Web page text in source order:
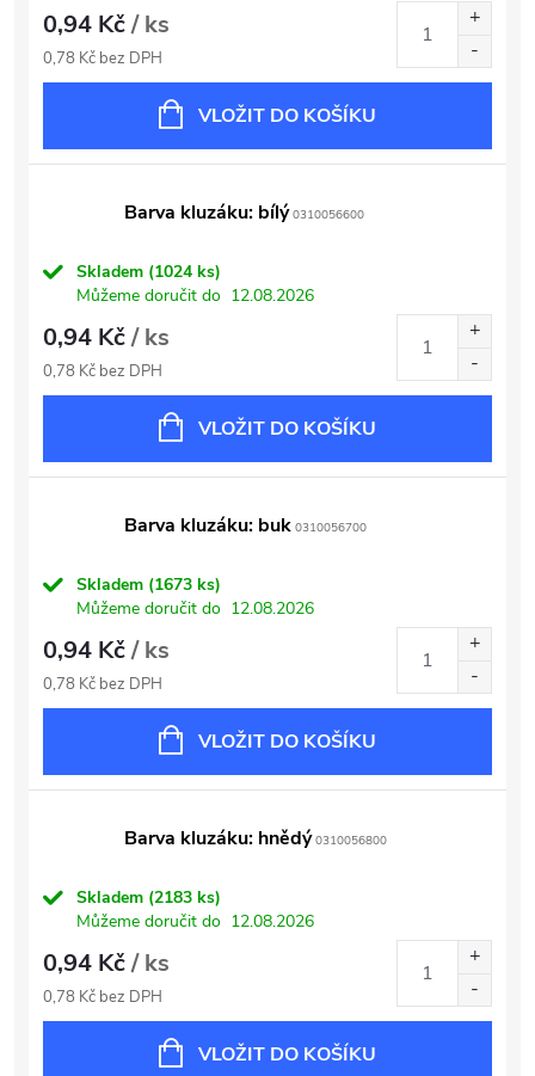
0,94 Kč/ ks
0,78 Kč bez DPH
VLOŽIT DO KOŠÍKU
Barva kluzáku: bílý0310056600
Skladem (1024 ks)
Můžeme doručit do 12.08.2026
0,94 Kč/ ks
0,78 Kč bez DPH
VLOŽIT DO KOŠÍKU
Barva kluzáku: buk 0310056700
Skladem (1673 ks)
Můžeme doručit do 12.08.2026
0,94 Kč/ ks
0,78 Kč bez DPH
VLOŽIT DO KOŠÍKU
Barva kluzáku: hnědý0310056800
Skladem (2183 ks)
Můžeme doručit do 12.08.2026
0,94 Kč/ ks
0,78 Kč bez DPH
VLOŽIT DO KOŠÍKU